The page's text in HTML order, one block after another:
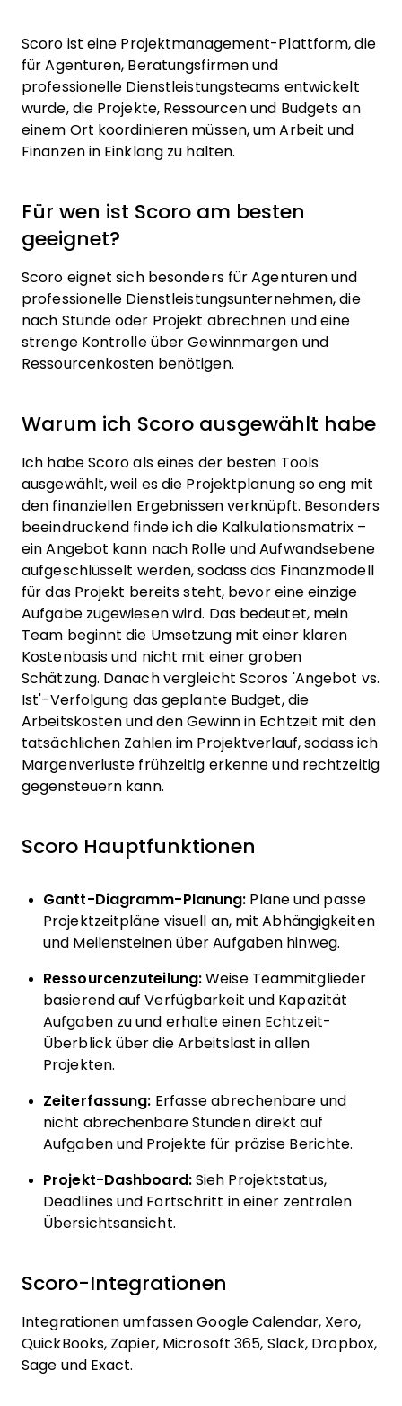
Scoro ist eine Projektmanagement-Plattform, die
für Agenturen, Beratungsfirmen und
professionelle Dienstleistungsteams entwickelt
wurde, die Projekte, Ressourcen und Budgets an
einem Ort koordinieren müssen, um Arbeit und
Finanzen in Einklang zu halten.
Für wen ist Scoro am besten
geeignet?
Scoro eignet sich besonders für Agenturen und
professionelle Dienstleistungsunternehmen, die
nach Stunde oder Projekt abrechnen und eine
strenge Kontrolle über Gewinnmargen und
Ressourcenkosten benötigen.
Warum ich Scoro ausgewählt habe
Ich habe Scoro als eines der besten Tools
ausgewählt, weil es die Projektplanung so eng mit
den finanziellen Ergebnissen verknüpft. Besonders
beeindruckend finde ich die Kalkulationsmatrix –
ein Angebot kann nach Rolle und Aufwandsebene
aufgeschlüsselt werden, sodass das Finanzmodell
für das Projekt bereits steht, bevor eine einzige
Aufgabe zugewiesen wird. Das bedeutet, mein
Team beginnt die Umsetzung mit einer klaren
Kostenbasis und nicht mit einer groben
Schätzung. Danach vergleicht Scoros 'Angebot vs.
Ist'-Verfolgung das geplante Budget, die
Arbeitskosten und den Gewinn in Echtzeit mit den
tatsächlichen Zahlen im Projektverlauf, sodass ich
Margenverluste frühzeitig erkenne und rechtzeitig
gegensteuern kann.
Scoro Hauptfunktionen
Gantt-Diagramm-Planung: Plane und passe
Projektzeitpläne visuell an, mit Abhängigkeiten
und Meilensteinen über Aufgaben hinweg.
Ressourcenzuteilung: Weise Teammitglieder
basierend auf Verfügbarkeit und Kapazität
Aufgaben zu und erhalte einen Echtzeit-
Überblick über die Arbeitslast in allen
Projekten.
Zeiterfassung: Erfasse abrechenbare und
nicht abrechenbare Stunden direkt auf
Aufgaben und Projekte für präzise Berichte.
Projekt-Dashboard:Sieh Projektstatus,
Deadlines und Fortschritt in einer zentralen
Übersichtsansicht.
Scoro-Integrationen
Integrationen umfassen Google Calendar, Xero,
QuickBooks, Zapier, Microsoft 365, Slack, Dropbox,
Sage und Exact.